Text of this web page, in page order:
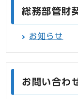
総務部管財
お知らせ
お問い合わ